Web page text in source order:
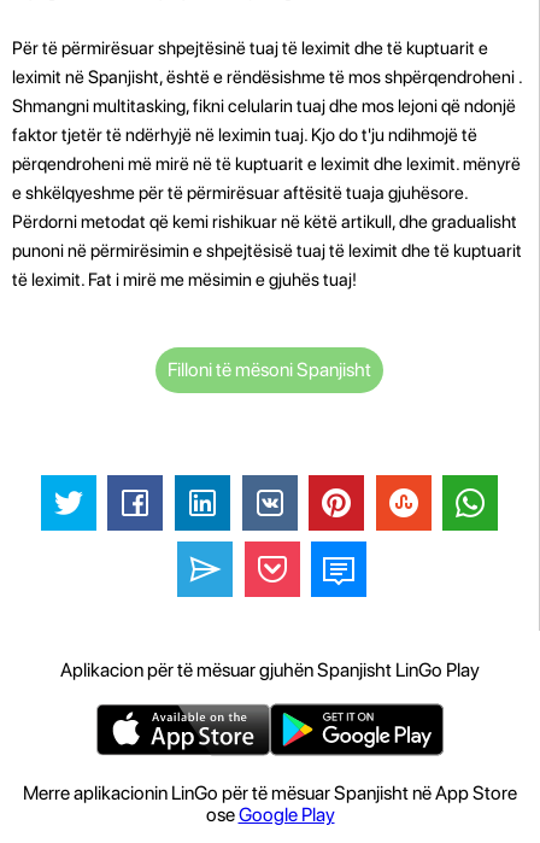
Për të përmirësuar shpejtësinë tuaj të leximit dhe të kuptuarit e
leximit në Spanjisht, është e rëndësishme të mos shpërqendroheni .
Shmangni multitasking, fikni celularin tuaj dhe mos lejoni që ndonjë
faktor tjetër të ndërhyjë në leximin tuaj. Kjo do t'ju ndihmojë të
përqendroheni më mirë në të kuptuarit e leximit dhe leximit. mënyrë
e shkëlqyeshme për të përmirësuar aftësitë tuaja gjuhësore.
Përdorni metodat që kemi rishikuar në këtë artikull, dhe gradualisht
punoni në përmirësimin e shpejtësisë tuaj të leximit dhe të kuptuarit
të leximit. Fat i mirë me mësimin e gjuhës tuaj!
Filloni të mësoni Spanjisht
Aplikacion për të mësuar gjuhën Spanjisht LinGo Play
Merre aplikacionin LinGo për të mësuar Spanjisht në App Store
oseGoogle Play